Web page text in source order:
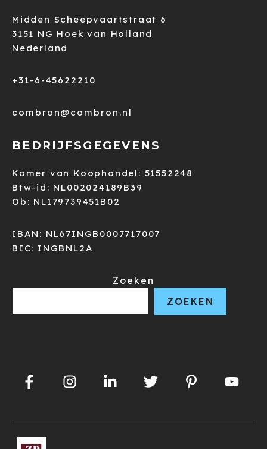
Midden Scheepvaartstraat 6
3151 NG Hoek van Holland
Nederland
+31-6-45622210
combron@combron.nl
BEDRIJFSGEGEVENS
Kamer van Koophandel: 51552248
Btw-id: NL002024189B39
Ob: NL179739451B02
IBAN: NL67INGB0007717007
BIC: INGBNL2A
Zoeken
ZOEKEN